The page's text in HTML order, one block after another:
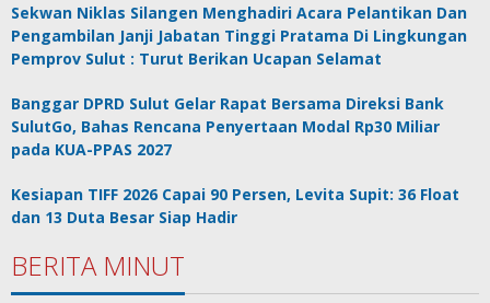
Sekwan Niklas Silangen Menghadiri Acara Pelantikan Dan
Pengambilan Janji Jabatan Tinggi Pratama Di Lingkungan
Pemprov Sulut : Turut Berikan Ucapan Selamat
Banggar DPRD Sulut Gelar Rapat Bersama Direksi Bank
SulutGo, Bahas Rencana Penyertaan Modal Rp30 Miliar
pada KUA-PPAS 2027
Kesiapan TIFF 2026 Capai 90 Persen, Levita Supit: 36 Float
dan 13 Duta Besar Siap Hadir
BERITA MINUT